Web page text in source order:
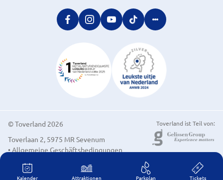
Kalender Attraktionen Parkplan Tickets
© Toverland 2026
Toverlaan 2, 5975 MR Sevenum
• Allgemeine Geschäftsbedingungen
Toverland ist Teil von: